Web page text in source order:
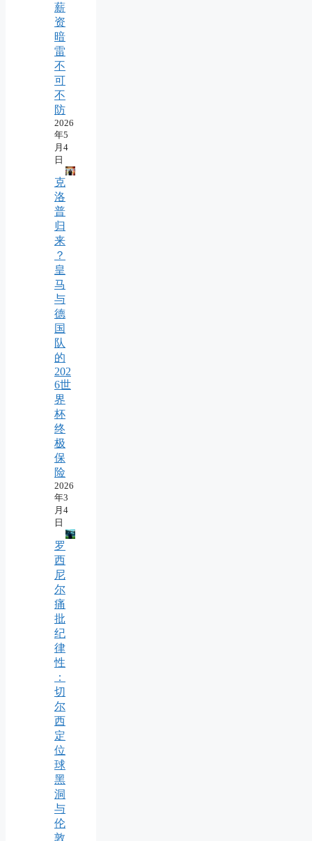
薪
资
暗
雷
不
可
不
防
2026
年5
月4
日
克
洛
普
归
来
？
皇
马
与
德
国
队
的
202
6世
界
杯
终
极
保
险
2026
年3
月4
日
罗
西
尼
尔
痛
批
纪
律
性
：
切
尔
西
定
位
球
黑
洞
与
伦
敦